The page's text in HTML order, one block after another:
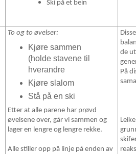
Ski på et bein
To og to øvelser:
Kjøre sammen
(holde stavene til
hverandre
Kjøre slalom
Stå på en ski
Etter at alle parene har prøvd
øvelsene over, går vi sammen og
lager en lengre og lengre rekke.
Alle stiller opp på linje på enden av
de
På